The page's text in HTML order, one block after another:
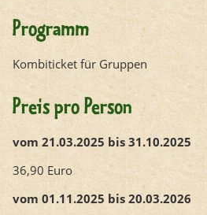
Programm
Kombiticket für Gruppen
Preis pro Person
vom 21.03.2025 bis 31.10.2025
36,90 Euro
vom 01.11.2025 bis 20.03.2026